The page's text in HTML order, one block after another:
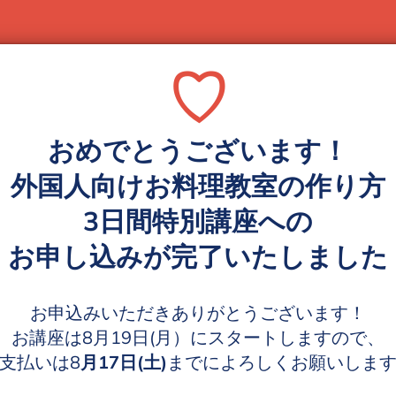
♡
おめでとうございます！
外国人向けお料理教室の作り方
3日間特別講座への
お申し込みが完了いたしました
お申込みいただきありがとうございます！
お講座は8月19日(月）にスタートしますので、
払いは8月17日(土) までによろしくお願いしま